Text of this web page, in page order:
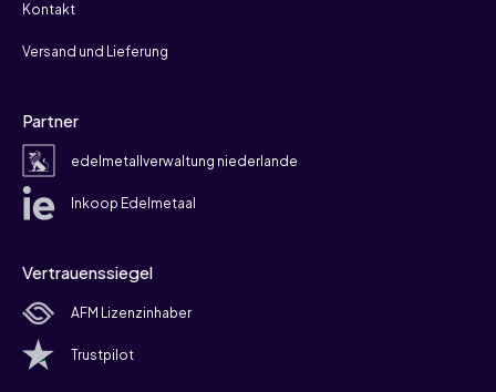
Kontakt
Versand und Lieferung
Partner
edelmetallverwaltung niederlande
Inkoop Edelmetaal
Vertrauenssiegel
AFM Lizenzinhaber
Trustpilot